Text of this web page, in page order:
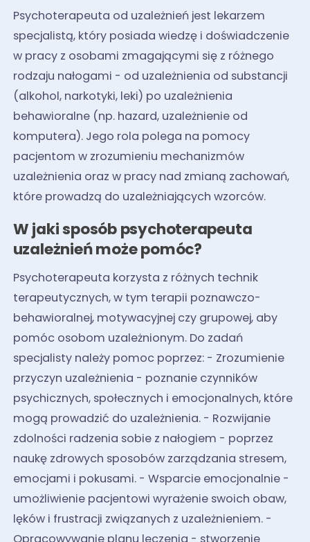
Psychoterapeuta od uzależnień jest lekarzem
specjalistą, który posiada wiedzę i doświadczenie
w pracy z osobami zmagającymi się z różnego
rodzaju nałogami - od uzależnienia od substancji
(alkohol, narkotyki, leki) po uzależnienia
behawioralne (np. hazard, uzależnienie od
komputera). Jego rola polega na pomocy
pacjentom w zrozumieniu mechanizmów
uzależnienia oraz w pracy nad zmianą zachowań,
które prowadzą do uzależniających wzorców.
W jaki sposób psychoterapeuta
uzależnień może pomóc?
Psychoterapeuta korzysta z różnych technik
terapeutycznych, w tym terapii poznawczo-
behawioralnej, motywacyjnej czy grupowej, aby
pomóc osobom uzależnionym. Do zadań
specjalisty należy pomoc poprzez: - Zrozumienie
przyczyn uzależnienia - poznanie czynników
psychicznych, społecznych i emocjonalnych, które
mogą prowadzić do uzależnienia. - Rozwijanie
zdolności radzenia sobie z nałogiem - poprzez
naukę zdrowych sposobów zarządzania stresem,
emocjami i pokusami. - Wsparcie emocjonalnie -
umożliwienie pacjentowi wyrażenie swoich obaw,
lęków i frustracji związanych z uzależnieniem. -
Opracowywanie planu leczenia - stworzenie